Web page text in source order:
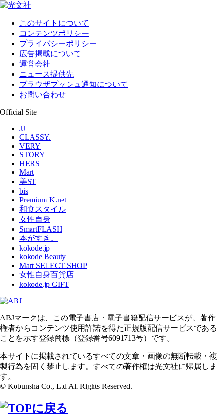
このサイトについて
コンテンツポリシー
プライバシーポリシー
広告掲載について
運営会社
ニュース提供先
ブラウザプッシュ通知について
お問い合わせ
Official Site
JJ
CLASSY.
VERY
STORY
HERS
Mart
美ST
bis
Premium-K.net
和食スタイル
女性自身
SmartFLASH
本がすき。
kokode.jp
kokode Beauty
Mart SELECT SHOP
女性自身百貨店
kokode.jp GIFT
ABJマークは、この電子書店・電子書籍配信サービスが、著作
権者からコンテンツ使用許諾を得た正規版配信サービスである
ことを示す登録商標（登録番号6091713号）です。
本サイトに掲載されているすべての文章・画像の無断転載・複
製行為を固く禁止します。すべての著作権は光文社に帰属しま
す。
© Kobunsha Co., Ltd All Rights Reserved.